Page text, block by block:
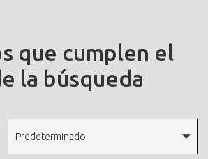
que cumplen el
la búsqueda
Predeterminado